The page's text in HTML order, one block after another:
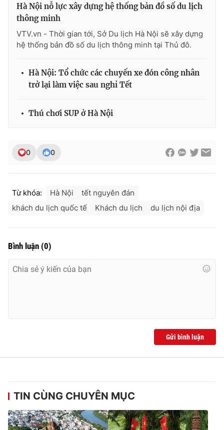
Ðiện thoại Thời báo VTV:024.66 897 897
Email:toasoan@vtv.vn
Liên hệ quảng cáo:024-7300.7108
thông tin từ website này.
Hà Nội nỗ lực xây dựng hệ thống bản đồ số du lịch
thông minh
VTV.vn - Thời gian tới, Sở Du lịch Hà Nội sẽ xây dựng
hệ thống bản đồ số du lịch thông minh tại Thủ đô.
Hà Nội: Tổ chức các chuyến xe đón công nhân
trở lại làm việc sau nghỉ Tết
Thú chơi SUP ở Hà Nội
0 0
Từ khóa: Hà Nội
tết nguyên đán
khách du lịch quốc tế
Khách du lịch du lịch nội địa
Bình luận (0)
Gửi bình luận
TIN CÙNG CHUYÊN MỤC